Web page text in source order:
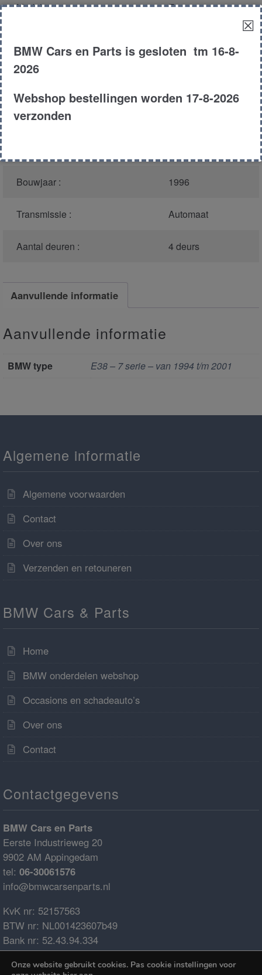
Model : E38
metallic
Motor type :
Bouwjaar : 1996
Transmissie : Automaat
Aantal deuren : 4 deurs
Aanvullende informatie
Aanvullende informatie
BMW type E38 – 7 serie – van 1994 t/m 2001
Algemene informatie
Algemene voorwaarden
Contact
Over ons
Verzenden en retouneren
BMW Cars & Parts
Home
BMW onderdelen webshop
Occasions en schadeauto’s
Over ons
Contact
Contactgegevens
BMW Cars en Parts
Eerste Industrieweg 20
9902 AM Appingedam
tel: 06-30061576
info@bmwcarsenparts.nl
KvK nr: 52157563
BTW nr: NL001423607b49
Bank nr: 52.43.94.334
IBAN: NL68ABNA0524394334
BIC: ABNANL2A
Onze website gebruikt cookies. Pas cookie instellingen voor
☒
BMW Cars en Parts is gesloten tm 16-8-
2026
Webshop bestellingen worden 17-8-2026
verzonden